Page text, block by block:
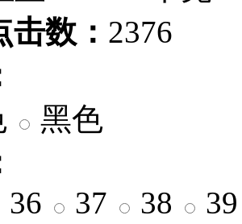
数： 2376
黑色
36 37 38